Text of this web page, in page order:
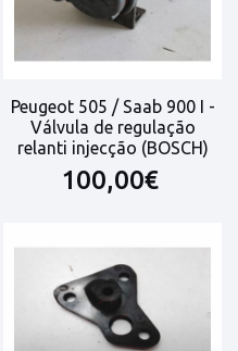
Peugeot 505 / Saab 900 I -
Válvula de regulação
relanti injecção (BOSCH)
100,00€